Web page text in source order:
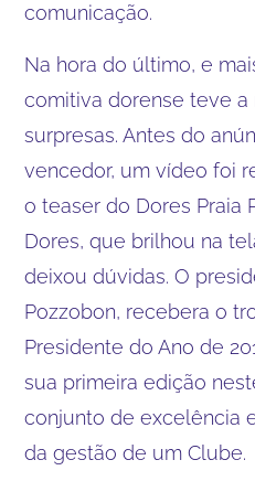
comunicação.
Na hora do último, e
comitiva dorense teve a
surpresas. Antes do
vencedor, um vídeo foi
o teaser do Dores Praia
Dores, que brilhou na
deixou dúvidas. O
Pozzobon, recebera o
Presidente do Ano de
sua primeira edição
conjunto de excelência
da gestão de um Clube.